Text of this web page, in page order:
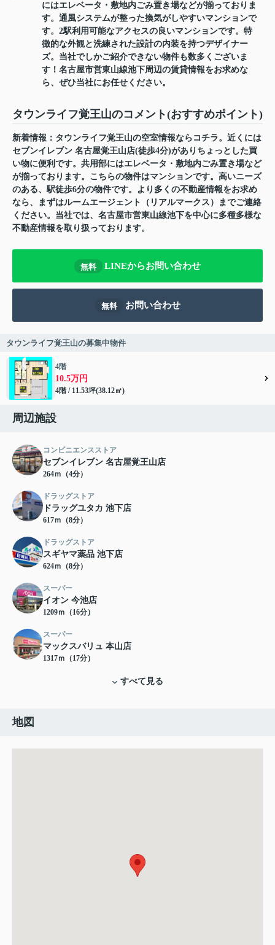
にはエレベータ・敷地内ごみ置き場などが揃っておりま
す。通風システムが整った換気がしやすいマンションで
す。2駅利用可能なアクセスの良いマンションです。特
徴的な外観と洗練された設計の内装を持つデザイナー
ズ。当社でしかご紹介できない物件も数多くございま
す！名古屋市営東山線池下周辺の賃貸情報をお求めな
ら、ぜひ当社にお任せください。
タウンライフ覚王山のコメント(おすすめポイント)
新着情報：タウンライフ覚王山の空室情報ならコチラ。近くには
セブンイレブン 名古屋覚王山店(徒歩4分)がありちょっとした買
い物に便利です。共用部にはエレベータ・敷地内ごみ置き場など
が揃っております。こちらの物件はマンションです。高いニーズ
のある、駅徒歩6分の物件です。より多くの不動産情報をお求め
なら、まずはルームエージェント（リアルマークス）までご連絡
ください。当社では、名古屋市営東山線池下を中心に多種多様な
不動産情報を取り扱っております。
無料 LINEからお問い合わせ
無料 お問い合わせ
タウンライフ覚王山の募集中物件
4階
10.5万円
4階 / 11.53坪(38.12㎡)
周辺施設
コンビニエンスストア
セブンイレブン 名古屋覚王山店
264ｍ（4分）
ドラッグストア
ドラッグユタカ 池下店
617ｍ（8分）
ドラッグストア
スギヤマ薬品 池下店
624ｍ（8分）
スーパー
イオン 今池店
1209ｍ（16分）
スーパー
マックスバリュ 本山店
1317ｍ（17分）
すべて見る
地図